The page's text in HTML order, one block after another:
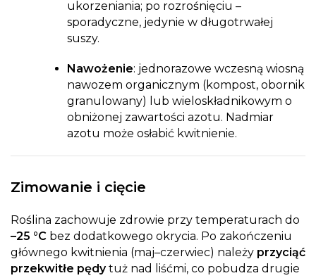
ukorzeniania; po rozrośnięciu –
sporadyczne, jedynie w długotrwałej
suszy.
Nawożenie: jednorazowe wczesną wiosną
nawozem organicznym (kompost, obornik
granulowany) lub wieloskładnikowym o
obniżonej zawartości azotu. Nadmiar
azotu może osłabić kwitnienie.
Zimowanie i cięcie
Roślina zachowuje zdrowie przy temperaturach do
–25 °C bez dodatkowego okrycia. Po zakończeniu
głównego kwitnienia (maj–czerwiec) należy przyciąć
przekwitłe pędytuż nad liśćmi, co pobudza drugie